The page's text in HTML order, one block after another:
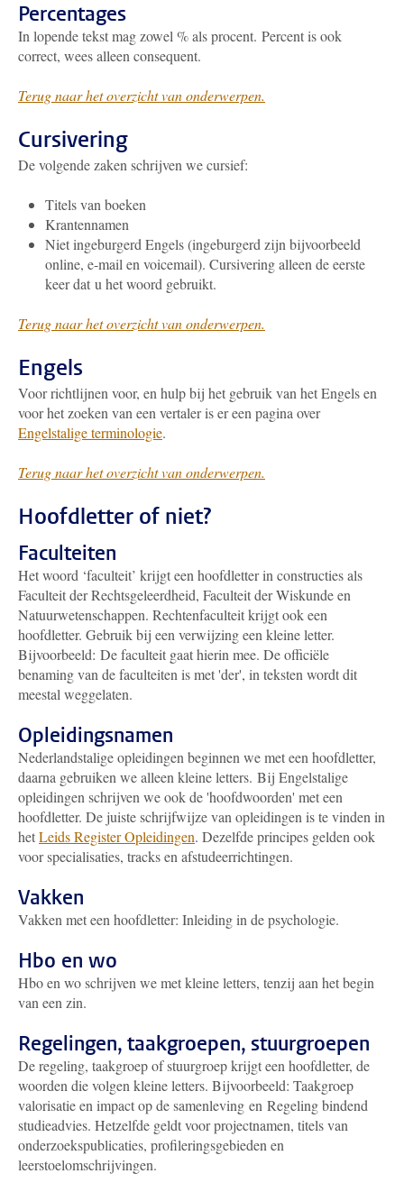
Percentages
In lopende tekst mag zowel % als procent. Percent is ook
correct, wees alleen consequent.
Terug naar het overzicht van onderwerpen.
Cursivering
De volgende zaken schrijven we cursief:
Titels van boeken
Krantennamen
Niet ingeburgerd Engels (ingeburgerd zijn bijvoorbeeld
online, e-mail en voicemail). Cursivering alleen de eerste
keer dat u het woord gebruikt.
Terug naar het overzicht van onderwerpen.
Engels
Voor richtlijnen voor, en hulp bij het gebruik van het Engels en
voor het zoeken van een vertaler is er een pagina over
Engelstalige terminologie.
Terug naar het overzicht van onderwerpen.
Hoofdletter of niet?
Faculteiten
Het woord ‘faculteit’ krijgt een hoofdletter in constructies als
Faculteit der Rechtsgeleerdheid, Faculteit der Wiskunde en
Natuurwetenschappen. Rechtenfaculteit krijgt ook een
hoofdletter. Gebruik bij een verwijzing een kleine letter.
Bijvoorbeeld: De faculteit gaat hierin mee. De officiële
benaming van de faculteiten is met 'der', in teksten wordt dit
meestal weggelaten.
Opleidingsnamen
Nederlandstalige opleidingen beginnen we met een hoofdletter,
daarna gebruiken we alleen kleine letters. Bij Engelstalige
opleidingen schrijven we ook de 'hoofdwoorden' met een
hoofdletter. De juiste schrijfwijze van opleidingen is te vinden in
hetLeids Register Opleidingen. Dezelfde principes gelden ook
voor specialisaties, tracks en afstudeerrichtingen.
Vakken
Vakken met een hoofdletter: Inleiding in de psychologie.
Hbo en wo
Hbo en wo schrijven we met kleine letters, tenzij aan het begin
van een zin.
Regelingen, taakgroepen, stuurgroepen
De regeling, taakgroep of stuurgroep krijgt een hoofdletter, de
woorden die volgen kleine letters. Bijvoorbeeld: Taakgroep
valorisatie en impact op de samenleving en Regeling bindend
studieadvies. Hetzelfde geldt voor projectnamen, titels van
onderzoekspublicaties, profileringsgebieden en
leerstoelomschrijvingen.